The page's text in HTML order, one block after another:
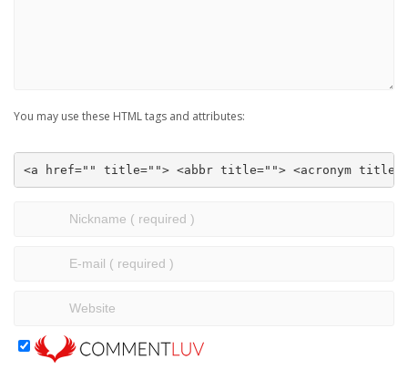
You may use these HTML tags and attributes:
<a href="" title=""> <abbr title=""> <acronym